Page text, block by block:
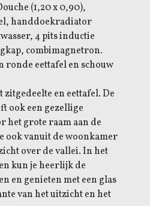
(1,20 x 0,90),
handdoekradiator
4 pits inductie
combimagnetron.
ronde eettafel en schouw
en eettafel. De
ook een gezellige
het grote raam aan de
ook vanuit de woonkamer
over de vallei. In het
kun je heerlijk de
en genieten met een glas
van het uitzicht en het